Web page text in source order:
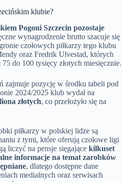
klubie?
Pogoni Szczecin pozostaje
wynagrodzenie brutto szacuje się
czołowych piłkarzy tego klubu
oraz Fredrik Ulvestad, których
do 100 tysięcy złotych miesięcznie.
zajmuje pozycję w środku tabeli pod
2024/2025 klub wydał na
złotych, co przełożyło się na
piłkarzy w polskiej lidze są
z tymi, które oferują czołowe ligi
liczyć na pensje sięgające kilkuset
informacje na temat zarobków
, dlatego dostępne dane
medialnych oraz serwisach